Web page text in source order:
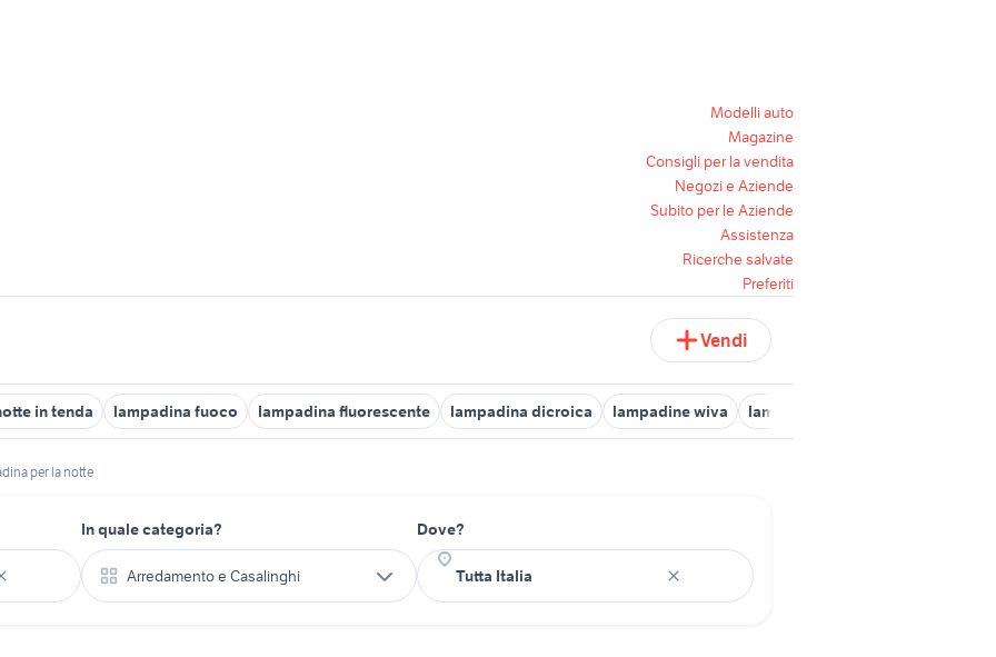
Modelli auto
Magazine
Consigli per la vendita
Negozi e Aziende
Subito per le Aziende
Assistenza
Ricerche salvate
Preferiti
Vendi
in tenda lampadina fuoco lampadina fluorescente lampadina dicroica lampadine wiva lampadina nera
per la notte
In quale categoria?
Arredamento e Casalinghi
Dove?